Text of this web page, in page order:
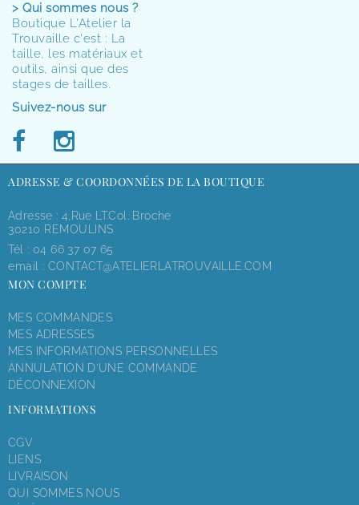
> Qui sommes nous ?
Boutique L'Atelier la
Trouvaille c'est : La
taille, les matériaux et
outils, ainsi que des
stages de tailles.
Suivez-nous sur
ADRESSE & COORDONNÉES DE LA BOUTIQUE
Adresse : 4,rue LT.Col. Broche
30210 REMOULINS
Tél : 04 66 37 07 65
email : CONTACT@ATELIERLATROUVAILLE.COM
MON COMPTE
MES COMMANDES
MES ADRESSES
MES INFORMATIONS PERSONNELLES
ANNULATION D'UNE COMMANDE
DÉCONNEXION
INFORMATIONS
CGV
LIENS
LIVRAISON
QUI SOMMES NOUS